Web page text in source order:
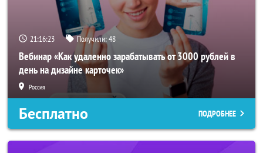
21:16:20 Получили:48
Вебинар «Как удаленно зарабатывать от 3000 рублей в
день на дизайне карточек»
Россия
Бесплатно ПОДРОБНЕЕ